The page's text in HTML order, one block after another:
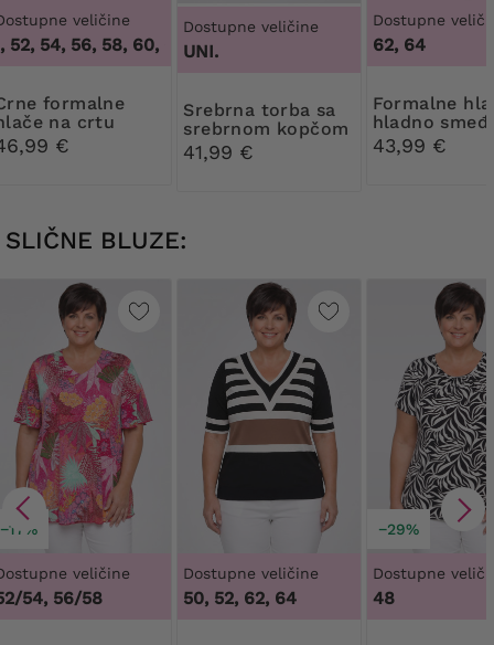
veličine
54, 56, 58, 60, 62, 64, 48, 50, 52, 54, 56, 58, 60, 62, 64
na crtu
€
Dostupne veličine
UNI.
Srebrna torba sa
srebrnom kopčom
41,99 €
Dostupne
62, 64
Formalne hlače
hladno
43,99 €
SLIČNE BLUZE:
−17%
veličine
54, 56/58
Dostupne veličine
50, 52, 62, 64
−29%
Dostupne
48